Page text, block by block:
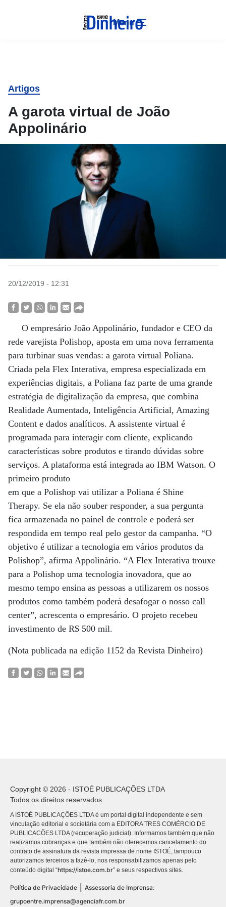
Menu
Artigos
A garota virtual de João
Appolinário
20/12/2019 - 12:31
O empresário João Appolinário, fundador e CEO da
rede varejista Polishop, aposta em uma nova ferramenta
para turbinar suas vendas: a garota virtual Poliana.
Criada pela Flex Interativa, empresa especializada em
experiências digitais, a Poliana faz parte de uma grande
estratégia de digitalização da empresa, que combina
Realidade Aumentada, Inteligência Artificial, Amazing
Content e dados analíticos. A assistente virtual é
programada para interagir com cliente, explicando
características sobre produtos e tirando dúvidas sobre
serviços. A plataforma está integrada ao IBM Watson. O
primeiro produto
em que a Polishop vai utilizar a Poliana é Shine
Therapy. Se ela não souber responder, a sua pergunta
fica armazenada no painel de controle e poderá ser
respondida em tempo real pelo gestor da campanha. “O
objetivo é utilizar a tecnologia em vários produtos da
Polishop”, afirma Appolinário. “A Flex Interativa trouxe
para a Polishop uma tecnologia inovadora, que ao
mesmo tempo ensina as pessoas a utilizarem os nossos
produtos como também poderá desafogar o nosso call
center”, acrescenta o empresário. O projeto recebeu
investimento de R$ 500 mil.
(Nota publicada na edição 1152 da Revista Dinheiro)
Copyright © 2026 - ISTOÉ PUBLICAÇÕES LTDA
Todos os direitos reservados.
A ISTOÉ PUBLICAÇÕES LTDA é um portal digital independente e sem
vinculação editorial e societária com a EDITORA TRES COMÉRCIO DE
PUBLICACÕES LTDA (recuperação judicial). Informamos também que não
realizamos cobranças e que também não oferecemos cancelamento do
contrato de assinatura da revista impressa de nome ISTOÉ, tampouco
autorizamos terceiros a fazê-lo, nos responsabilizamos apenas pelo
conteúdo digital “https://istoe.com.br” e seus respectivos sites.
Política de Privacidade
Assessoria de Imprensa:
grupoentre.imprensa@agenciafr.com.br